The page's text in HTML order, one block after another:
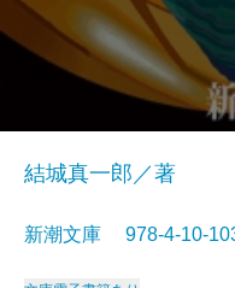
結城真一郎／著
新潮文庫 978-4-10-